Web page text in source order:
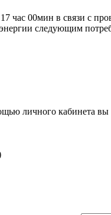
час 00мин в связи с
энергии следующим
личного кабинета